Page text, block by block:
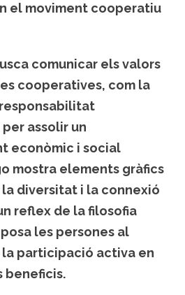
el moviment cooperatiu
comunicar els valors
cooperatives, com la
assolir un
econòmic i social
mostra elements gràfics
diversitat i la connexió
reflex de la filosofia
les persones al
participació activa en
beneficis.